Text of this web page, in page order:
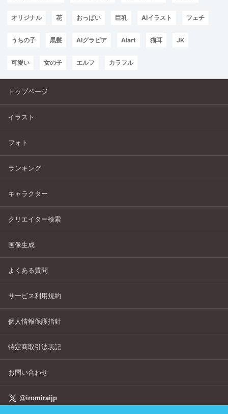
オリジナル 花 おっぱい 巨乳 AIイラスト フェチ
うちの子 黒髪 AIグラビア AIart 猫耳 JK
可愛い 女の子 エルフ カラフル
トップページ
イラスト
フォト
ランキング
キャラクター
クリエイター検索
画像生成
よくある質問
サービス利用規約
個人情報保護指針
特定商取引法表記
お問い合わせ
@iromiraijp